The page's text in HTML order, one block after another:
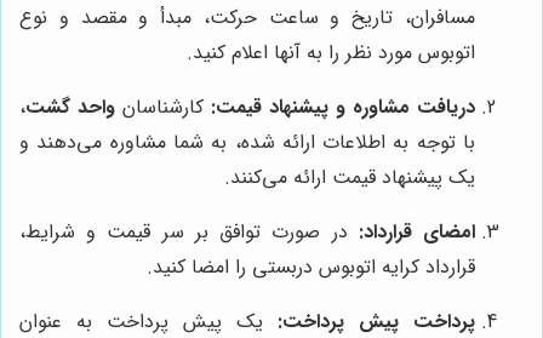
مسافران، تاریخ و ساعت حرکت، مبدأ و مقصد و نوع
اتوبوس مورد نظر را به آنها اعلام کنید.
دریافت مشاوره و پیشنهاد قیمت: کارشناسان واحد گشت،
با توجه به اطلاعات ارائه شده، به شما مشاوره می‌دهند و
یک پیشنهاد قیمت ارائه می‌کنند.
امضای قرارداد: در صورت توافق بر سر قیمت و شرایط،
قرارداد کرایه اتوبوس دربستی را امضا کنید.
پرداخت پیش پرداخت: یک پیش پرداخت به عنوان